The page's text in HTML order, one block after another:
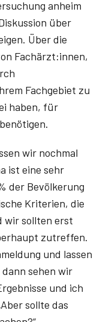
anheim
über
Über die
Fachärzt:innen,
Fachgebiet zu
haben, für
wir nochmal
ist eine sehr
der Bevölkerung
Kriterien, die
wir sollten erst
zutreffen.
und lassen
sehen wir
und ich
sollte das